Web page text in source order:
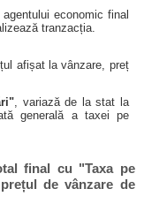
economic final
tranzacția.
afișat la vânzare, preț
, variază de la stat la
generală a taxei pe
final cu "Taxa pe
de vânzare de